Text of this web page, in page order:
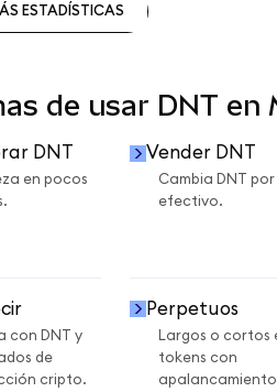
ESTADÍSTICAS
de usar DNT en
DNT
en pocos
Vender DNT
Cambia DNT por
efectivo.
con DNT y
de
cripto.
Perpetuos
Largos o cortos
tokens con
apalancamiento